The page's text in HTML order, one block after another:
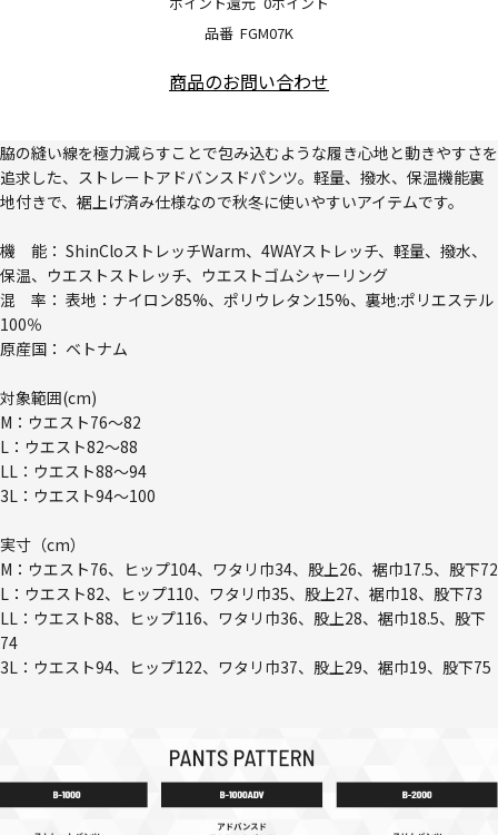
品番 FGM07K
商品のお問い合わせ
脇の縫い線を極力減らすことで包み込むような履き心地と動きやすさを
追求した、ストレートアドバンスドパンツ。軽量、撥水、保温機能裏
地付きで、裾上げ済み仕様なので秋冬に使いやすいアイテムです。
機 能： ShinCloストレッチWarm、4WAYストレッチ、軽量、撥水、
保温、ウエストストレッチ、ウエストゴムシャーリング
混 率： 表地：ナイロン85%、ポリウレタン15%、裏地:ポリエステル
100％
原産国： ベトナム
対象範囲(cm)
M：ウエスト76～82
L：ウエスト82～88
LL：ウエスト88～94
3L：ウエスト94～100
実寸（cm）
M：ウエスト76、ヒップ104、ワタリ巾34、股上26、裾巾17.5、股下72
L：ウエスト82、ヒップ110、ワタリ巾35、股上27、裾巾18、股下73
LL：ウエスト88、ヒップ116、ワタリ巾36、股上28、裾巾18.5、股下
74
3L：ウエスト94、ヒップ122、ワタリ巾37、股上29、裾巾19、股下75